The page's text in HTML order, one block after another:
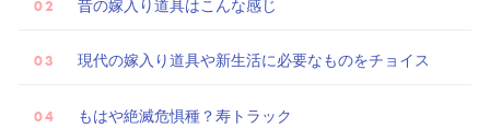
昔の嫁入り道具はこんな感じ
現代の嫁入り道具や新生活に必要なものをチョイス
もはや絶滅危惧種？寿トラック